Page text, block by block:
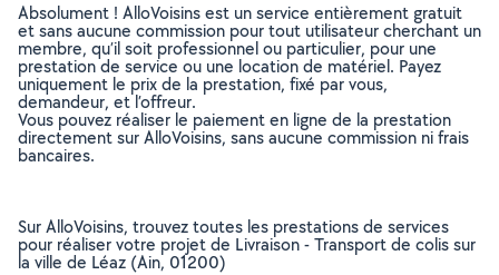
Absolument ! AlloVoisins est un service entièrement gratuit
et sans aucune commission pour tout utilisateur cherchant un
membre, qu’il soit professionnel ou particulier, pour une
prestation de service ou une location de matériel. Payez
uniquement le prix de la prestation, fixé par vous,
demandeur, et l’offreur.
Vous pouvez réaliser le paiement en ligne de la prestation
directement sur AlloVoisins, sans aucune commission ni frais
bancaires.
Sur AlloVoisins, trouvez toutes les prestations de services
pour réaliser votre projet de Livraison - Transport de colis sur
la ville de Léaz (Ain, 01200)